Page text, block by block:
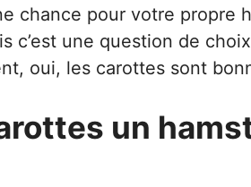
chance pour votre propre
c’est une question de
oui, les carottes sont
un